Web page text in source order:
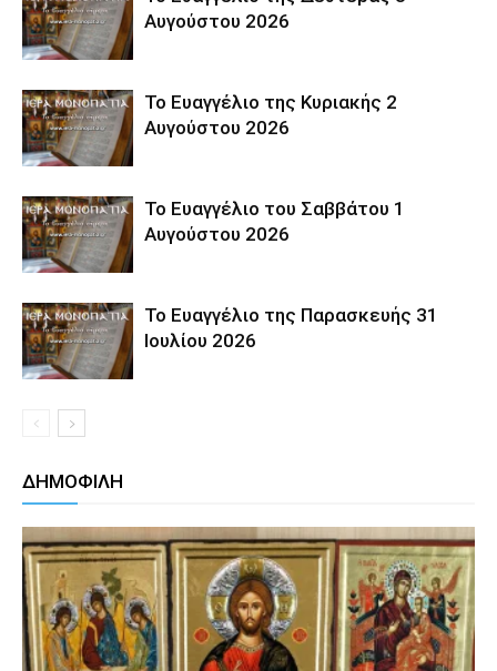
Αυγούστου 2026
Το Ευαγγέλιο της Κυριακής 2
Αυγούστου 2026
Το Ευαγγέλιο του Σαββάτου 1
Αυγούστου 2026
Το Ευαγγέλιο της Παρασκευής 31
Ιουλίου 2026
ΔΗΜΟΦΙΛΗ